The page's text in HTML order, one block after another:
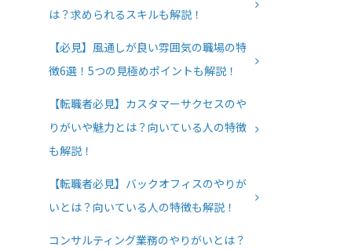
は？求められるスキルも解説！
【必見】風通しが良い雰囲気の職場の特
徴6選！5つの見極めポイントも解説！
【転職者必見】カスタマーサクセスのや
りがいや魅力とは？向いている人の特徴
も解説！
【転職者必見】バックオフィスのやりが
いとは？向いている人の特徴も解説！
コンサルティング業務のやりがいとは？